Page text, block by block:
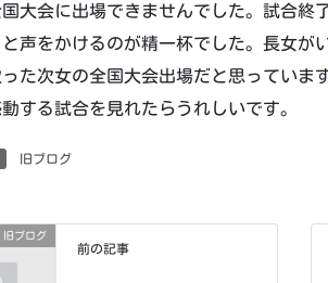
大会に出場できませんでした。試合終
声をかけるのが精一杯でした。長女が
た次女の全国大会出場だと思っていま
する試合を見れたらうれしいです。
旧ブログ
旧ブログ
前の記事